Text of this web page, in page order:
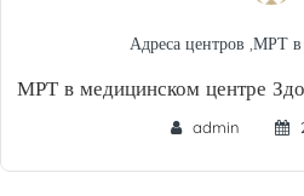
Адреса центров ,МРТ в
МРТ в медицинском центре
admin